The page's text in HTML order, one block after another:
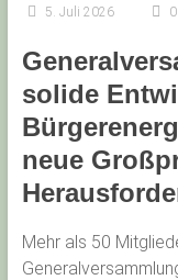
5. Juli 2026
solide
neue
Mehr als 50